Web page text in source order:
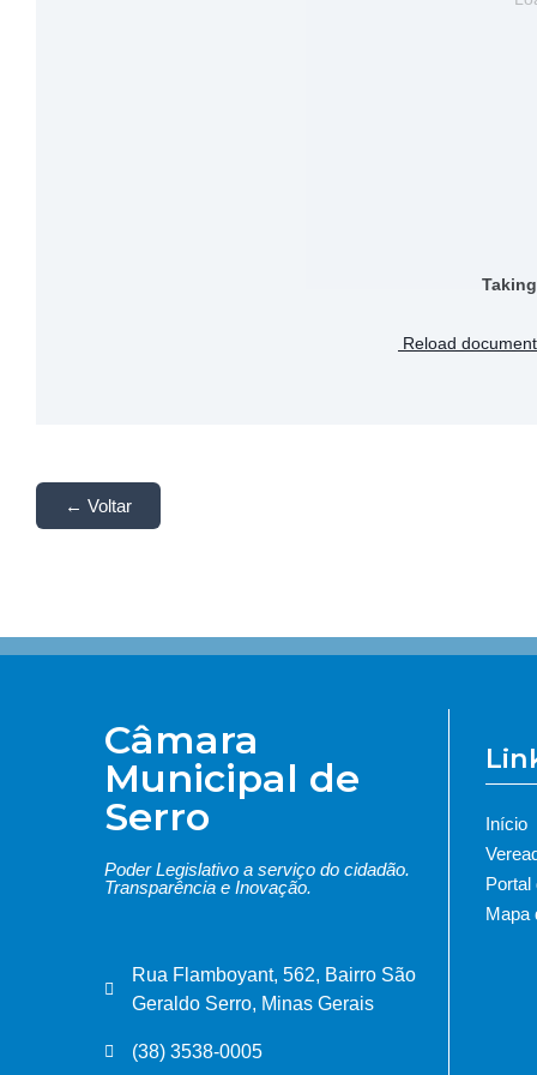
Reload document
← Voltar
Câmara
Municipal de
Serro
Poder Legislativo a serviço do cidadão.
Transparência e Inovação.
Rua Flamboyant, 562, Bairro São
Geraldo Serro, Minas Gerais
(38) 3538-0005
Início
Portal
Mapa